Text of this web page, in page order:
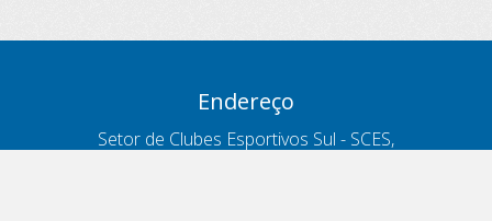
Endereço
Setor de Clubes Esportivos Sul - SCES,